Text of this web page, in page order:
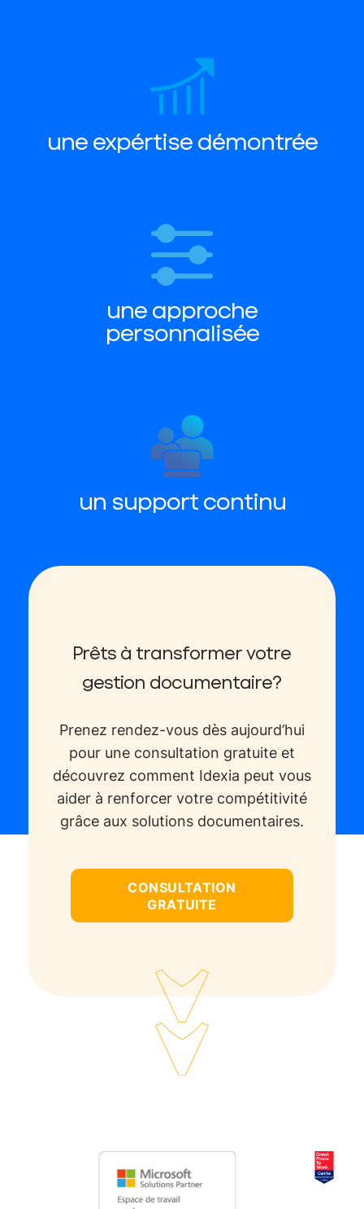
une expértise démontrée
une approche
personnalisée
un support continu
Prêts à transformer votre
gestion documentaire?
Prenez rendez-vous dès aujourd’hui
pour une consultation gratuite et
découvrez comment Idexia peut vous
aider à renforcer votre compétitivité
grâce aux solutions documentaires.
CONSULTATION
GRATUITE